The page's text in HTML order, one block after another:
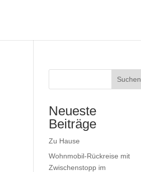
Suchen
Neueste
Beiträge
Zu Hause
Wohnmobil-Rückreise mit
Zwischenstopp im